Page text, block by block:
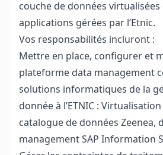
couche de données
applications gérées par l’Etnic.
Vos responsabilités incluront :
Mettre en place, configurer et
plateforme data management
solutions informatiques de la
donnée à l’ETNIC :
catalogue de données Zeenea,
management SAP Information